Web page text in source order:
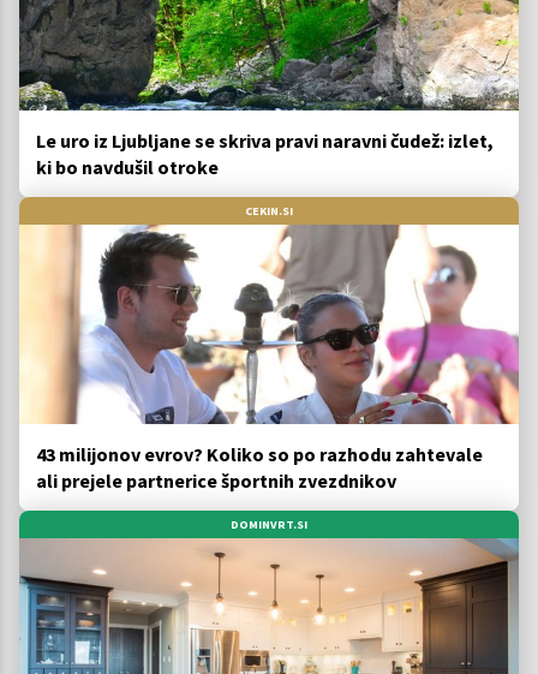
Le uro iz Ljubljane se skriva pravi naravni čudež: izlet,
ki bo navdušil otroke
CEKIN.SI
43 milijonov evrov? Koliko so po razhodu zahtevale
ali prejele partnerice športnih zvezdnikov
DOMINVRT.SI